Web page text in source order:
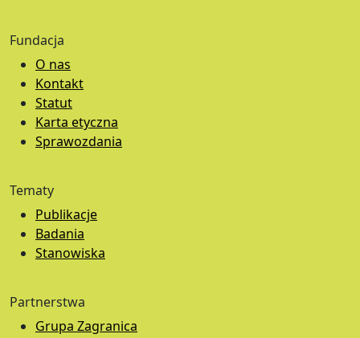
Fundacja
O nas
Kontakt
Statut
Karta etyczna
Sprawozdania
Tematy
Publikacje
Badania
Stanowiska
Partnerstwa
Grupa Zagranica